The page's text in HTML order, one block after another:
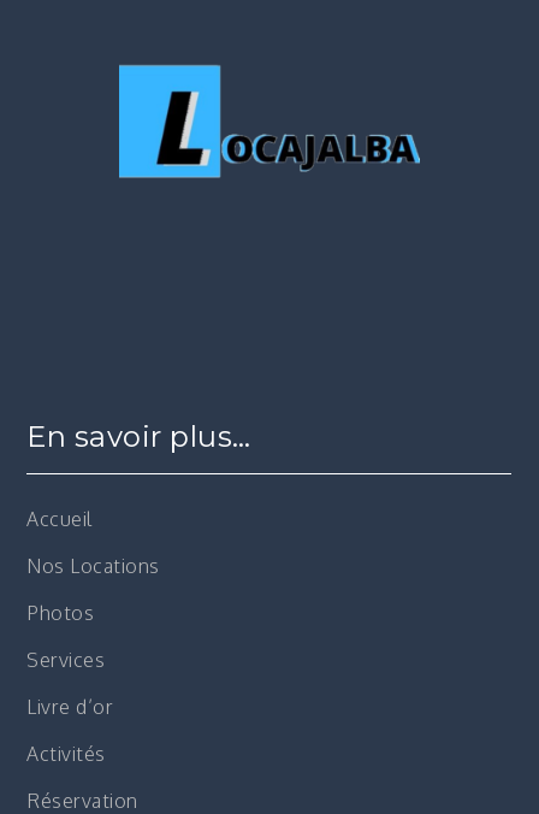
En savoir plus…
Accueil
Nos Locations
Photos
Services
Livre d’or
Activités
Réservation